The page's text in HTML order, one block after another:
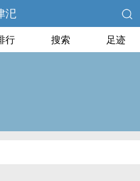
汜
行 搜索 足迹